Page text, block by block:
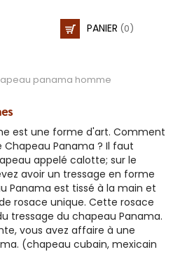
PANIER (0)
panama homme
est une forme d'art. Comment
Panama ? Il faut
appelé calotte; sur le
avoir un tressage en forme
Panama est tissé à la main et
rosace unique. Cette rosace
tressage du chapeau Panama.
vous avez affaire à une
. (chapeau cubain, mexicain